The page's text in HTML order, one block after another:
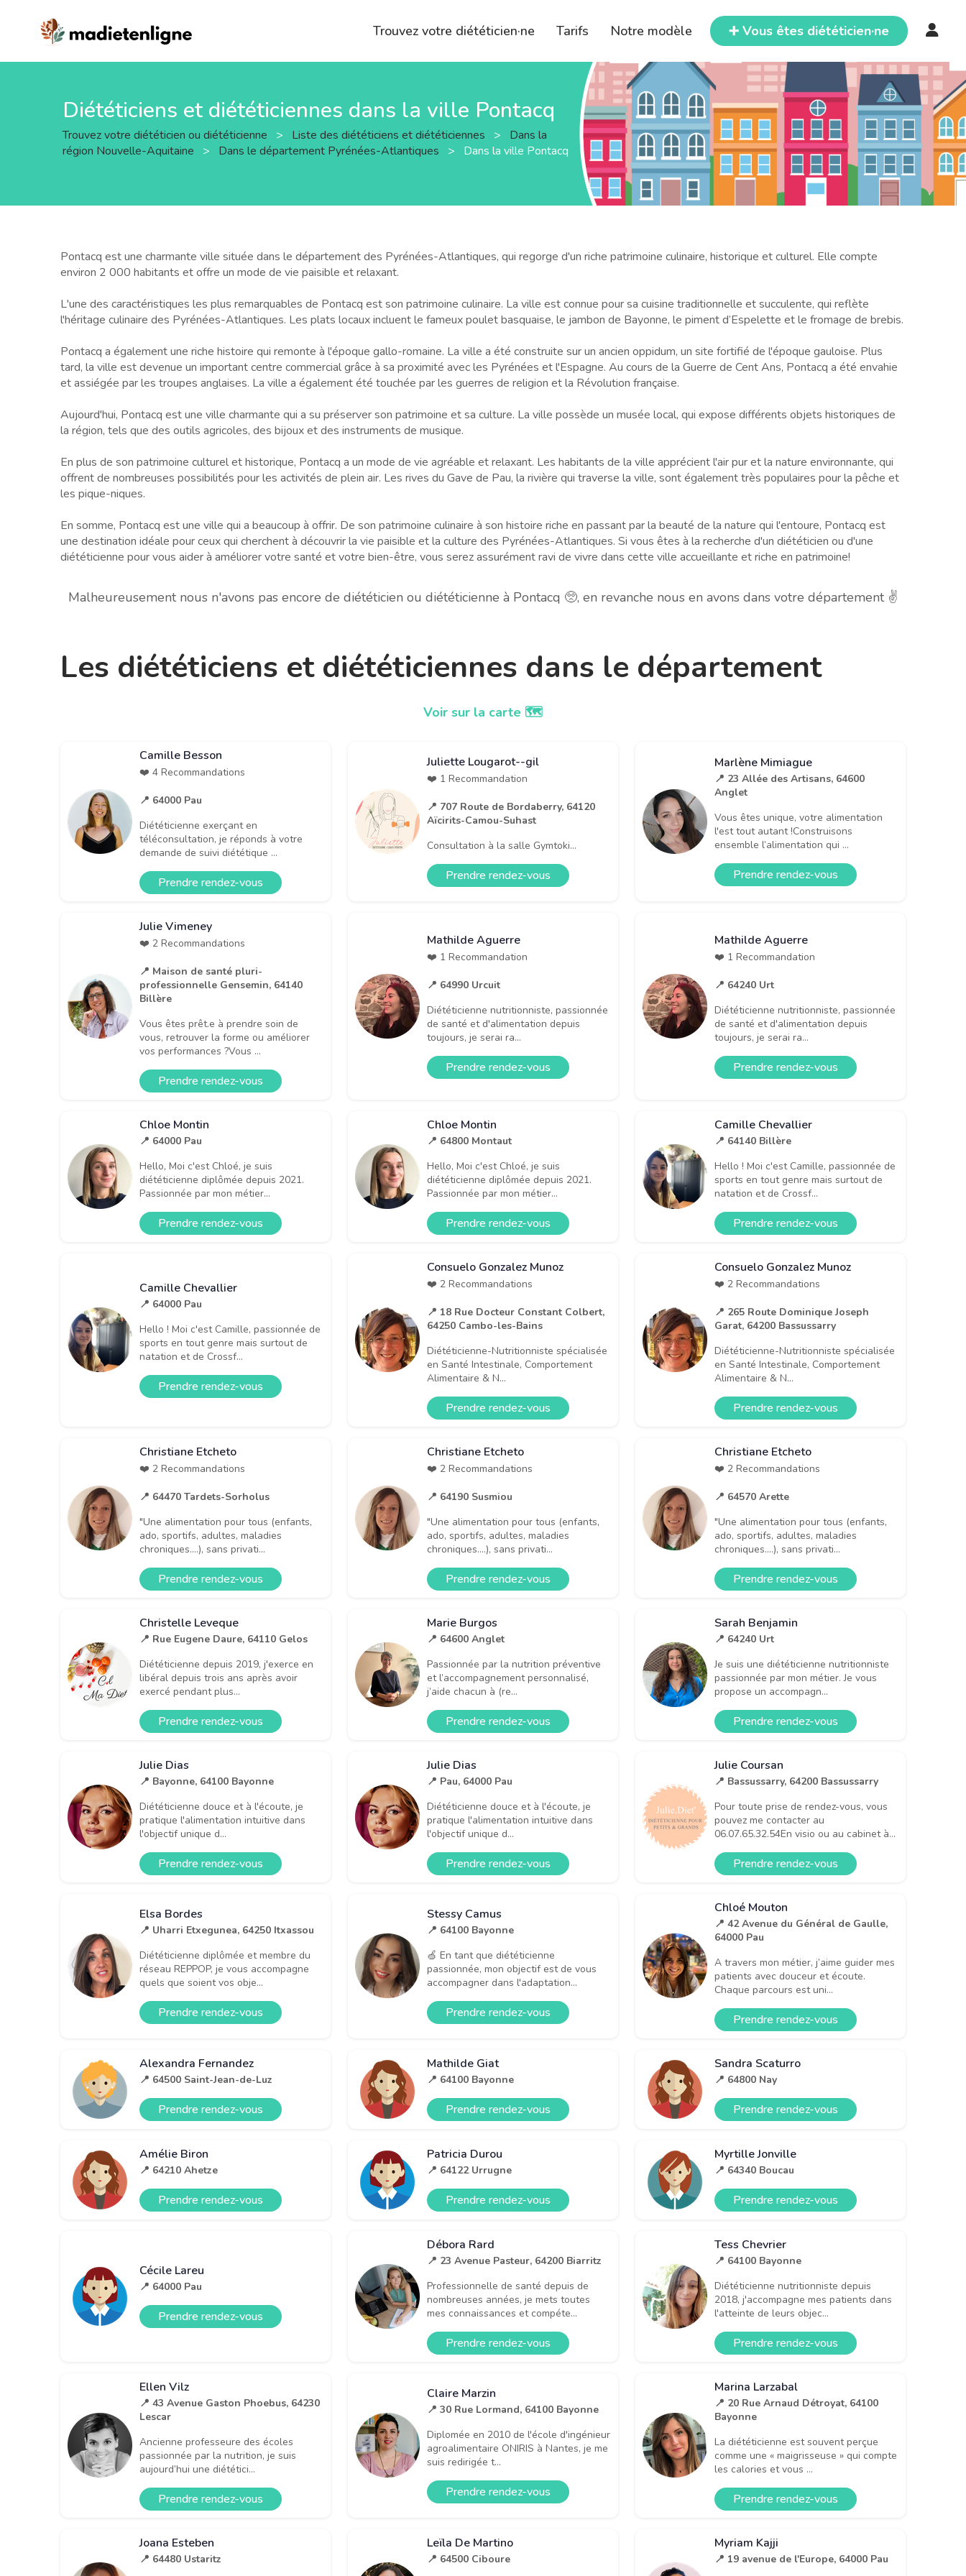
Trouvez votre diététicien·ne Tarifs Notre modèle ➕ Vous êtes diététicien·ne
Diététiciens et diététiciennes dans la ville Pontacq
Trouvez votre diététicien ou diététicienne > Liste des diététiciens et diététiciennes >
Dans la
région Nouvelle-Aquitaine
> Dans le département Pyrénées-Atlantiques > Dans la ville Pontacq
Pontacq est une charmante ville située dans le département des Pyrénées-Atlantiques, qui regorge d'un riche patrimoine culinaire, historique et culturel. Elle compte
environ 2 000 habitants et offre un mode de vie paisible et relaxant.
L'une des caractéristiques les plus remarquables de Pontacq est son patrimoine culinaire. La ville est connue pour sa cuisine traditionnelle et succulente, qui reflète
l'héritage culinaire des Pyrénées-Atlantiques. Les plats locaux incluent le fameux poulet basquaise, le jambon de Bayonne, le piment d’Espelette et le fromage de brebis.
Pontacq a également une riche histoire qui remonte à l'époque gallo-romaine. La ville a été construite sur un ancien oppidum, un site fortifié de l'époque gauloise. Plus
tard, la ville est devenue un important centre commercial grâce à sa proximité avec les Pyrénées et l'Espagne. Au cours de la Guerre de Cent Ans, Pontacq a été envahie
et assiégée par les troupes anglaises. La ville a également été touchée par les guerres de religion et la Révolution française.
Aujourd'hui, Pontacq est une ville charmante qui a su préserver son patrimoine et sa culture. La ville possède un musée local, qui expose différents objets historiques de
la région, tels que des outils agricoles, des bijoux et des instruments de musique.
En plus de son patrimoine culturel et historique, Pontacq a un mode de vie agréable et relaxant. Les habitants de la ville apprécient l'air pur et la nature environnante, qui
offrent de nombreuses possibilités pour les activités de plein air. Les rives du Gave de Pau, la rivière qui traverse la ville, sont également très populaires pour la pêche et
les pique-niques.
En somme, Pontacq est une ville qui a beaucoup à offrir. De son patrimoine culinaire à son histoire riche en passant par la beauté de la nature qui l'entoure, Pontacq est
une destination idéale pour ceux qui cherchent à découvrir la vie paisible et la culture des Pyrénées-Atlantiques. Si vous êtes à la recherche d'un diététicien ou d'une
diététicienne pour vous aider à améliorer votre santé et votre bien-être, vous serez assurément ravi de vivre dans cette ville accueillante et riche en patrimoine!
Malheureusement nous n'avons pas encore de diététicien ou diététicienne à Pontacq 🥺, en revanche nous en avons dans votre département ✌️
Les diététiciens et diététiciennes dans le département
Voir sur la carte 🗺️
Camille Besson
❤️ 4 Recommandations
📍 64000 Pau
Diététicienne exerçant en
téléconsultation, je réponds à votre
demande de suivi diététique ...
Prendre rendez-vous
Juliette Lougarot--gil
❤️ 1 Recommandation
📍 707 Route de Bordaberry, 64120
Aïcirits-Camou-Suhast
Consultation à la salle Gymtoki...
Prendre rendez-vous
Marlène Mimiague
📍 23 Allée des Artisans, 64600
Anglet
Vous êtes unique, votre alimentation
l'est tout autant !Construisons
ensemble l’alimentation qui ...
Prendre rendez-vous
Julie Vimeney
❤️ 2 Recommandations
📍 Maison de santé pluri-
professionnelle Gensemin, 64140
Billère
Vous êtes prêt.e à prendre soin de
vous, retrouver la forme ou améliorer
vos performances ?Vous ...
Prendre rendez-vous
Mathilde Aguerre
❤️ 1 Recommandation
📍 64990 Urcuit
Diététicienne nutritionniste, passionnée
de santé et d'alimentation depuis
toujours, je serai ra...
Prendre rendez-vous
Mathilde Aguerre
❤️ 1 Recommandation
📍 64240 Urt
Diététicienne nutritionniste, passionnée
de santé et d'alimentation depuis
toujours, je serai ra...
Prendre rendez-vous
Chloe Montin
📍 64000 Pau
Hello, Moi c'est Chloé, je suis
diététicienne diplômée depuis 2021.
Passionnée par mon métier...
Prendre rendez-vous
Chloe Montin
📍 64800 Montaut
Hello, Moi c'est Chloé, je suis
diététicienne diplômée depuis 2021.
Passionnée par mon métier...
Prendre rendez-vous
Camille Chevallier
📍 64140 Billère
Hello ! Moi c'est Camille, passionnée de
sports en tout genre mais surtout de
natation et de Crossf...
Prendre rendez-vous
Camille Chevallier
📍 64000 Pau
Hello ! Moi c'est Camille, passionnée de
sports en tout genre mais surtout de
natation et de Crossf...
Prendre rendez-vous
Consuelo Gonzalez Munoz
❤️ 2 Recommandations
📍 18 Rue Docteur Constant Colbert,
64250 Cambo-les-Bains
Diététicienne-Nutritionniste spécialisée
en Santé Intestinale, Comportement
Alimentaire & N...
Prendre rendez-vous
Consuelo Gonzalez Munoz
❤️ 2 Recommandations
📍 265 Route Dominique Joseph
Garat, 64200 Bassussarry
Diététicienne-Nutritionniste spécialisée
en Santé Intestinale, Comportement
Alimentaire & N...
Prendre rendez-vous
Christiane Etcheto
❤️ 2 Recommandations
📍 64470 Tardets-Sorholus
"Une alimentation pour tous (enfants,
ado, sportifs, adultes, maladies
chroniques....), sans privati...
Prendre rendez-vous
Christiane Etcheto
❤️ 2 Recommandations
📍 64190 Susmiou
"Une alimentation pour tous (enfants,
ado, sportifs, adultes, maladies
chroniques....), sans privati...
Prendre rendez-vous
Christiane Etcheto
❤️ 2 Recommandations
📍 64570 Arette
"Une alimentation pour tous (enfants,
ado, sportifs, adultes, maladies
chroniques....), sans privati...
Prendre rendez-vous
Christelle Leveque
📍 Rue Eugene Daure, 64110 Gelos
Diététicienne depuis 2019, j'exerce en
libéral depuis trois ans après avoir
exercé pendant plus...
Prendre rendez-vous
Marie Burgos
📍 64600 Anglet
Passionnée par la nutrition préventive
et l’accompagnement personnalisé,
j’aide chacun à (re...
Prendre rendez-vous
Sarah Benjamin
📍 64240 Urt
Je suis une diététicienne nutritionniste
passionnée par mon métier. Je vous
propose un accompagn...
Prendre rendez-vous
Julie Dias
📍 Bayonne, 64100 Bayonne
Diététicienne douce et à l'écoute, je
pratique l'alimentation intuitive dans
l'objectif unique d...
Prendre rendez-vous
Julie Dias
📍 Pau, 64000 Pau
Diététicienne douce et à l'écoute, je
pratique l'alimentation intuitive dans
l'objectif unique d...
Prendre rendez-vous
Julie Coursan
📍 Bassussarry, 64200 Bassussarry
Pour toute prise de rendez-vous, vous
pouvez me contacter au
06.07.65.32.54En visio ou au cabinet à...
Prendre rendez-vous
Elsa Bordes
📍 Uharri Etxegunea, 64250 Itxassou
Diététicienne diplômée et membre du
réseau REPPOP, je vous accompagne
quels que soient vos obje...
Prendre rendez-vous
Stessy Camus
📍 64100 Bayonne
🍏 En tant que diététicienne
passionnée, mon objectif est de vous
accompagner dans l'adaptation...
Prendre rendez-vous
Chloé Mouton
📍 42 Avenue du Général de Gaulle,
64000 Pau
A travers mon métier, j’aime guider mes
patients avec douceur et écoute.
Chaque parcours est uni...
Prendre rendez-vous
Alexandra Fernandez
📍 64500 Saint-Jean-de-Luz
Prendre rendez-vous
Mathilde Giat
📍 64100 Bayonne
Prendre rendez-vous
Sandra Scaturro
📍 64800 Nay
Prendre rendez-vous
Amélie Biron
📍 64210 Ahetze
Prendre rendez-vous
Patricia Durou
📍 64122 Urrugne
Prendre rendez-vous
Myrtille Jonville
📍 64340 Boucau
Prendre rendez-vous
Cécile Lareu
📍 64000 Pau
Prendre rendez-vous
Débora Rard
📍 23 Avenue Pasteur, 64200 Biarritz
Professionnelle de santé depuis de
nombreuses années, je mets toutes
mes connaissances et compéte...
Prendre rendez-vous
Tess Chevrier
📍 64100 Bayonne
Diététicienne nutritionniste depuis
2018, j'accompagne mes patients dans
l'atteinte de leurs objec...
Prendre rendez-vous
Ellen Vilz
📍 43 Avenue Gaston Phoebus, 64230
Lescar
Ancienne professeure des écoles
passionnée par la nutrition, je suis
aujourd’hui une diététici...
Prendre rendez-vous
Claire Marzin
📍 30 Rue Lormand, 64100 Bayonne
Diplomée en 2010 de l'école d'ingénieur
agroalimentaire ONIRIS à Nantes, je me
suis redirigée t...
Prendre rendez-vous
Marina Larzabal
📍 20 Rue Arnaud Détroyat, 64100
Bayonne
La diététicienne est souvent perçue
comme une « maigrisseuse » qui compte
les calories et vous ...
Prendre rendez-vous
Joana Esteben
📍 64480 Ustaritz
Leïla De Martino
📍 64500 Ciboure
Myriam Kajji
📍 19 avenue de l'Europe, 64000 Pau